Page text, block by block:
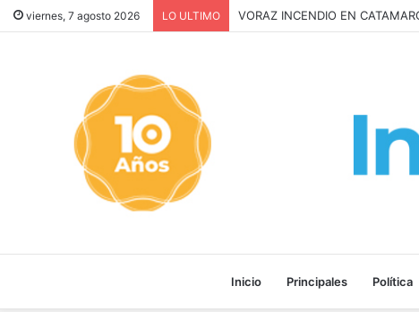
viernes, 7 agosto 2026 LO ULTIMO Inquilinos alertan por la Ley de
Inicio Principales Política